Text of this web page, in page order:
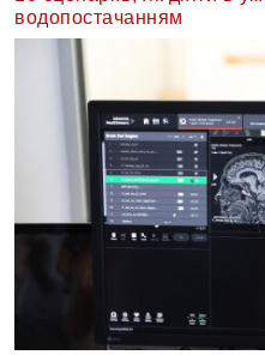
водопостачанням